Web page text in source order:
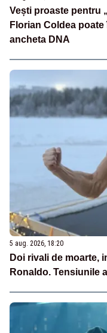
Vești proaste pentru
Florian Coldea
ancheta DNA
5 aug. 2026, 18:20
Doi rivali de moarte,
Ronaldo. Tensiunile